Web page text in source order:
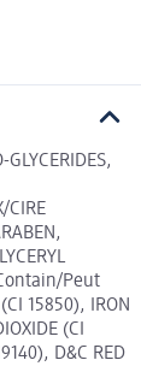
GLYCERIDES,
CIRE
Contain/Peut
15850), IRON
(CI
D&C RED